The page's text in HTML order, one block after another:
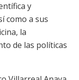
y
como a sus
la
de las políticas